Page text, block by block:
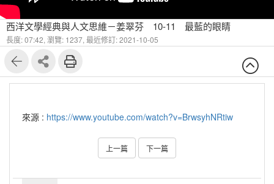
西洋文學經典與人文思維－姜翠芬 10-11 最藍的眼睛
長度: 07:42, 瀏覽: 1237, 最近修訂: 2021-10-05
來源 : https://www.youtube.com/watch?v=BrwsyhNRtiw
上一篇 下一篇